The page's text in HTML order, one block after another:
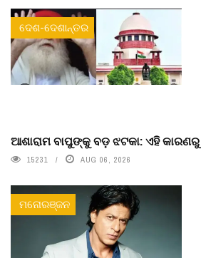
ଦେଶ-ଦେଶାନ୍ତର
ଆଶାରାମ ବାପୁଙ୍କୁ ବଡ଼ ଝଟକା: ଏହି
15231 AUG 06, 2026
ମନୋରଞ୍ଜନ